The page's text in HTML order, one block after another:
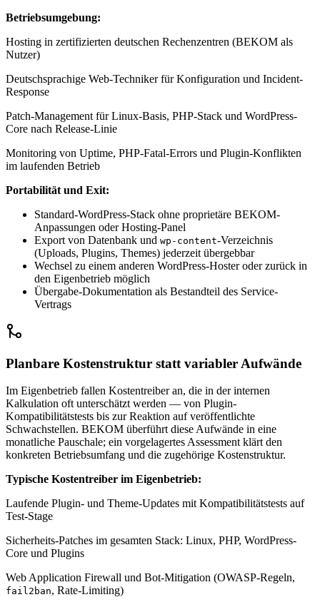
Betriebsumgebung:
Hosting in zertifizierten deutschen Rechenzentren (BEKOM als
Nutzer)
Deutschsprachige Web-Techniker für Konfiguration und Incident-
Response
Patch-Management für Linux-Basis, PHP-Stack und WordPress-
Core nach Release-Linie
Monitoring von Uptime, PHP-Fatal-Errors und Plugin-Konflikten
im laufenden Betrieb
Portabilität und Exit:
Standard-WordPress-Stack ohne proprietäre BEKOM-
Anpassungen oder Hosting-Panel
Export von Datenbank und wp-content-Verzeichnis
(Uploads, Plugins, Themes) jederzeit übergebbar
Wechsel zu einem anderen WordPress-Hoster oder zurück in
den Eigenbetrieb möglich
Übergabe-Dokumentation als Bestandteil des Service-
Vertrags
Planbare Kostenstruktur statt variabler Aufwände
Im Eigenbetrieb fallen Kostentreiber an, die in der internen
Kalkulation oft unterschätzt werden — von Plugin-
Kompatibilitätstests bis zur Reaktion auf veröffentlichte
Schwachstellen. BEKOM überführt diese Aufwände in eine
monatliche Pauschale; ein vorgelagertes Assessment klärt den
konkreten Betriebsumfang und die zugehörige Kostenstruktur.
Typische Kostentreiber im Eigenbetrieb:
Laufende Plugin- und Theme-Updates mit Kompatibilitätstests auf
Test-Stage
Sicherheits-Patches im gesamten Stack: Linux, PHP, WordPress-
Core und Plugins
Web Application Firewall und Bot-Mitigation (OWASP-Regeln,
fail2ban, Rate-Limiting)